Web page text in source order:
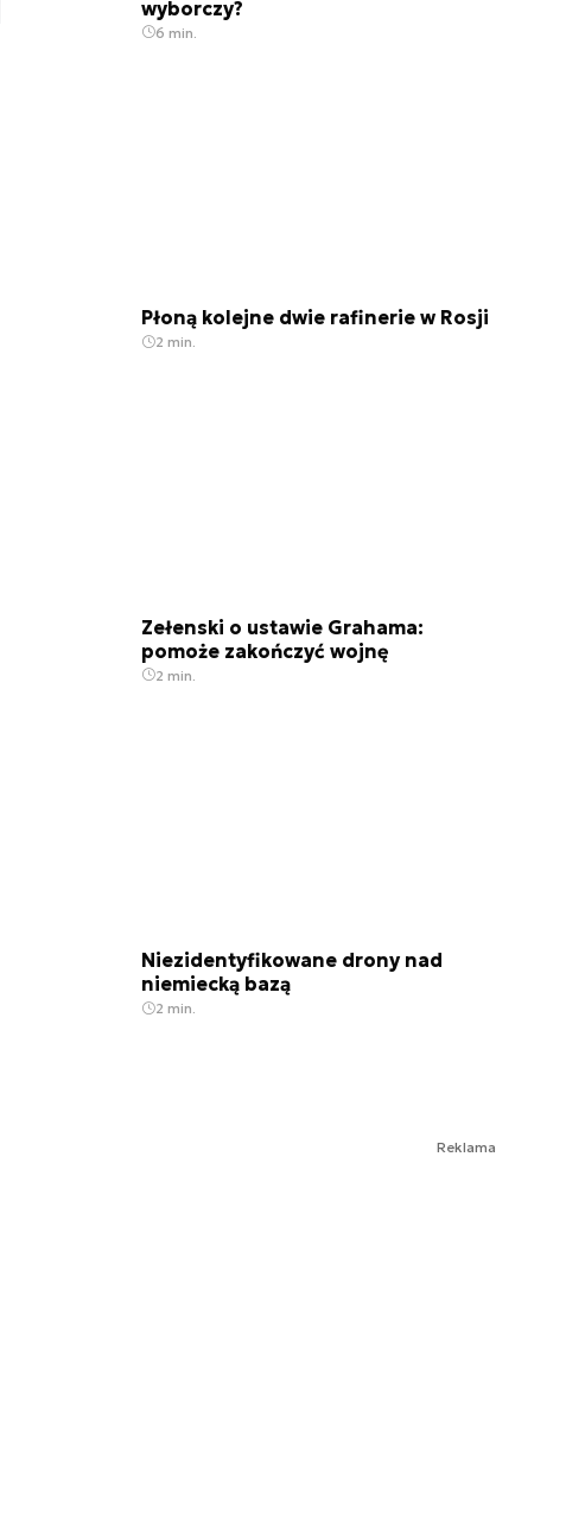
wyborczy?
6 min.
Płoną kolejne dwie rafinerie w Rosji
2 min.
Zełenski o ustawie Grahama:
pomoże zakończyć wojnę
2 min.
Niezidentyfikowane drony nad
niemiecką bazą
2 min.
Reklama